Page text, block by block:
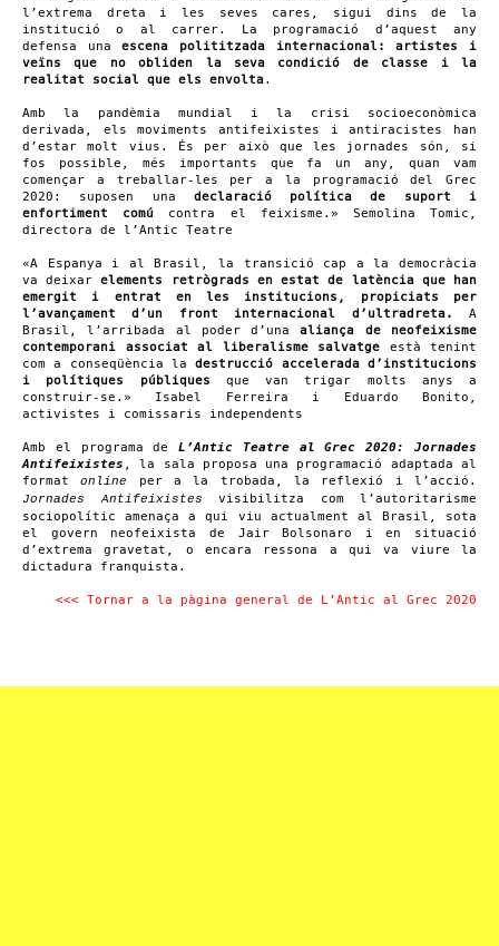
l’extrema dreta i les seves cares, sigui dins de la
institució o al carrer. La programació d’aquest any
defensa unaescena polititzada internacional: artistes i
veïns que no obliden la seva condició de classe i la
realitat social que els envolta.
Amb la pandèmia mundial i la crisi socioeconòmica
derivada, els moviments antifeixistes i antiracistes han
d’estar molt vius. És per això que les jornades són, si
fos possible, més importants que fa un any, quan vam
començar a treballar-les per a la programació del Grec
2020: suposen una declaració política de suport i
enfortiment comú contra el feixisme.» Semolina Tomic,
directora de l’Antic Teatre
«A Espanya i al Brasil, la transició cap a la democràcia
va deixarelements retrògrads en estat de latència que han
emergit i entrat en les institucions, propiciats per
l’avançament d’un front internacional d’ultradreta.
A
Brasil, l’arribada al poder d’unaaliança de neofeixisme
contemporani associat al liberalisme salvatge està tenint
com a conseqüència ladestrucció accelerada d’institucions
i polítiques públiques que van trigar molts anys a
construir-se.» Isabel Ferreira i Eduardo Bonito,
activistes i comissaris independents
Amb el programa deL’Antic Teatre al Grec 2020: Jornades
Antifeixistes , la sala proposa una programació adaptada al
formatonline per a la trobada, la reflexió i l’acció.
Jornades Antifeixistes visibilitza com l’autoritarisme
sociopolític amenaça a qui viu actualment al Brasil, sota
el govern neofeixista de Jair Bolsonaro i en situació
d’extrema gravetat, o encara ressona a qui va viure la
dictadura franquista.
<<< Tornar a la pàgina general de L’Antic al Grec 2020